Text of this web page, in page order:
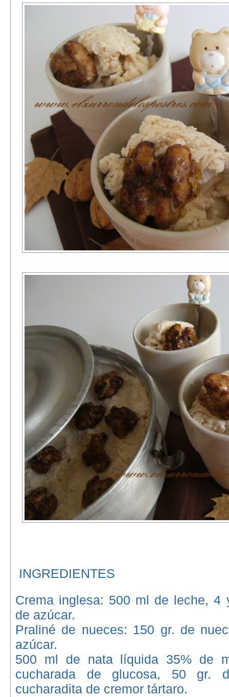
INGREDIENTES
Crema inglesa: 500 ml de leche, 4
de azúcar.
Praliné de nueces: 150 gr. de
azúcar.
500 ml de nata líquida 35% de
cucharada de glucosa, 50 gr.
cucharadita de cremor tártaro.